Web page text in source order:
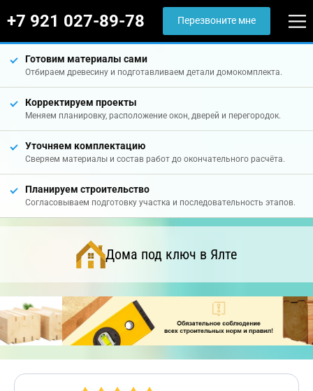
+7 921 027-89-78 Перезвоните мне
Готовим материалы сами
Отбираем древесину и подготавливаем детали домокомплекта.
Корректируем проекты
Меняем планировку, расположение окон, дверей и перегородок.
Уточняем комплектацию
Сверяем материалы и состав работ до окончательного расчёта.
Планируем строительство
Согласовываем подготовку участка и последовательность этапов.
Дома под ключ в Ялте